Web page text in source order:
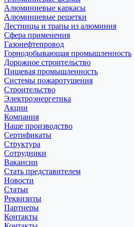
Алюминиевые каркасы
Алюминиевые решетки
Лестницы и трапы из алюминия
Сфера применения
Газонефтепровод
Горнодобывающая промышленность
Дорожное строительство
Пищевая промышленность
Системы пожаротушения
Строительство
Электроэнергетика
Акции
Компания
Наше производство
Сертификаты
Структура
Сотрудники
Вакансии
Стать представителем
Новости
Статьи
Реквизиты
Партнеры
Контакты